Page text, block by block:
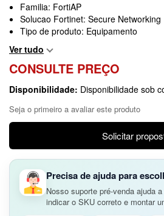
Familia: FortiAP
Solucao Fortinet: Secure Networking
Tipo de produto: Equipamento
Ver tudo
CONSULTE PREÇO
Disponibilidade: Disponibilidade sob
Seja o primeiro a avaliar este produto
Solicitar
Precisa de ajuda para
Nosso suporte pré-venda ajuda
indicar o SKU correto e montar